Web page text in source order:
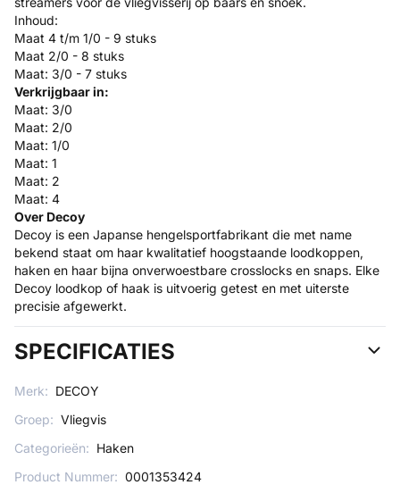
Inhoud:
Maat 4 t/m 1/0 - 9 stuks
Maat 2/0 - 8 stuks
Maat: 3/0 - 7 stuks
Verkrijgbaar in:
Maat: 3/0
Maat: 2/0
Maat: 1/0
Maat: 1
Maat: 2
Maat: 4
Over Decoy
Decoy is een Japanse hengelsportfabrikant die met name
bekend staat om haar kwalitatief hoogstaande loodkoppen,
haken en haar bijna onverwoestbare crosslocks en snaps. Elke
Decoy loodkop of haak is uitvoerig getest en met uiterste
precisie afgewerkt.
SPECIFICATIES
Merk: DECOY
Groep: Vliegvis
Categorieën: Haken
Product Nummer: 0001353424